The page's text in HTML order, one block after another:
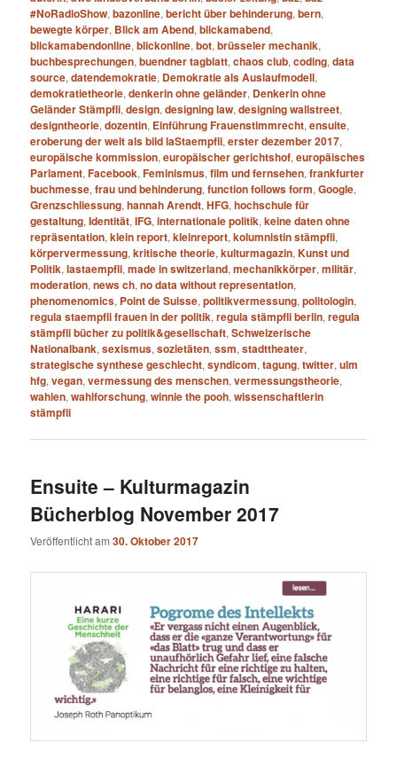
#NoRadioShow,bazonline,bericht über behinderung,bern,
bewegte körper, Blick am Abend,blickamabend,
blickamabendonline,blickonline,bot,brüsseler mechanik,
buchbesprechungen,buendner tagblatt,chaos club,coding,data
source,datendemokratie, Demokratie als Auslaufmodell,
demokratietheorie,denkerin ohne geländer, Denkerin ohne
Geländer Stämpfli,design,designing law,designing wallstreet,
designtheorie,dozentin, Einführung Frauenstimmrecht,ensuite,
eroberung der welt als bild laStaempfli,erster dezember 2017,
europäische kommission,europäischer gerichtshof,europäisches
Parlament,Facebook,Feminismus,film und fernsehen,frankfurter
buchmesse,frau und behinderung,function follows form,Google,
Grenzschliessung,hannah Arendt,HFG,hochschule für
gestaltung,Identität,IFG,internationale politik,keine daten ohne
repräsentation,klein report,kleinreport,kolumnistin stämpfli,
körpervermessung,kritische theorie,kulturmagazin,Kunst und
Politik,lastaempfli,made in switzerland,mechanikkörper,militär,
moderation,news ch,no data without representation,
phenomenomics, Point de Suisse,politikvermessung,politologin,
regula staempfli frauen in der politik,regula stämpfli berlin,regula
stämpfli bücher zu politik&gesellschaft,Schweizerische
Nationalbank,sexismus,sozietäten,ssm,stadttheater,
strategische synthese geschlecht,syndicom,tagung,twitter,ulm
hfg,vegan,vermessung des menschen,vermessungstheorie,
wahlen,wahlforschung,winnie the pooh,wissenschaftlerin
stämpfli
Ensuite – Kulturmagazin
Bücherblog November 2017
Veröffentlicht am30. Oktober 2017